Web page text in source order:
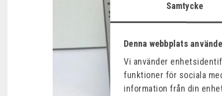
Samtycke
Denna webbplats
Vi använder
funktioner för sociala
information från din